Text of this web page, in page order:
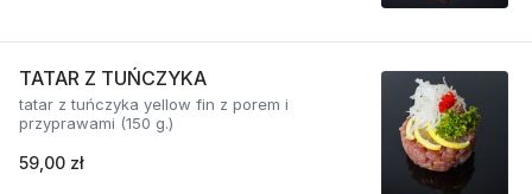
TATAR Z TUŃCZYKA
tatar z tuńczyka yellow fin z porem i
przyprawami (150 g.)
59,00 zł